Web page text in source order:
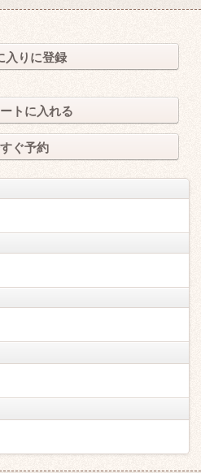
入りに登録
トに入れる
ぐ予約